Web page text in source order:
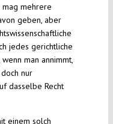
mag mehrere
geben, aber
jedes gerichtliche
man annimmt,
nur
dasselbe Recht
einem solch